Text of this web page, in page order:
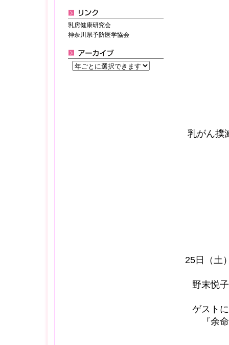
乳がん撲
25日（土
野末悦
ゲスト
『余
乳房健康研究会
神奈川県予防医学協会